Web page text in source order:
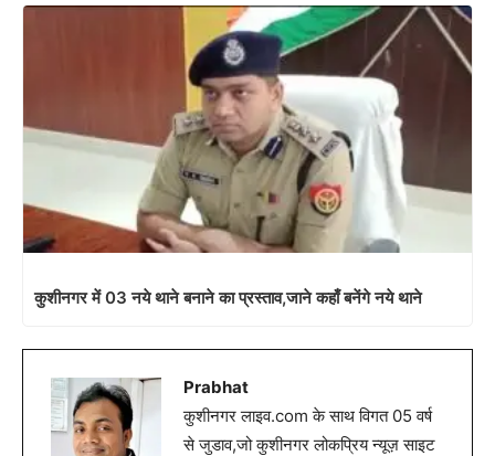
कुशीनगर में 03 नये थाने बनाने का प्रस्ताव,जाने कहाँ बनेंगे नये थाने
Prabhat
कुशीनगर लाइव.com के साथ विगत 05 वर्ष
से जुडाव,जो कुशीनगर लोकप्रिय न्यूज़ साइट